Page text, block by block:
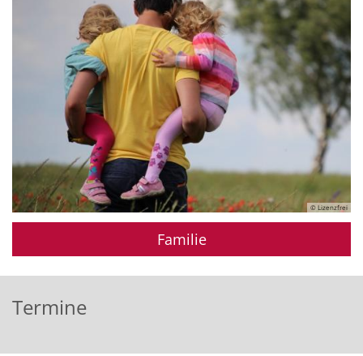
© Lizenzfrei
Familie
Termine